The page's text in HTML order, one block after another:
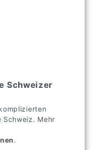
Schweizer
Schweiz. Mehr
.